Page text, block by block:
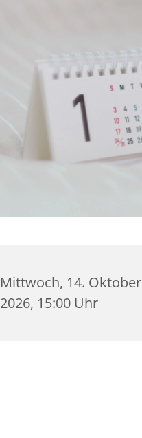
Mittwoch, 14. Oktober
2026, 15:00 Uhr